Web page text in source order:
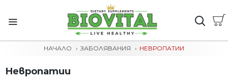
НАЧАЛО ЗАБОЛЯВАНИЯ НЕВРОПАТИИ
Невропатии